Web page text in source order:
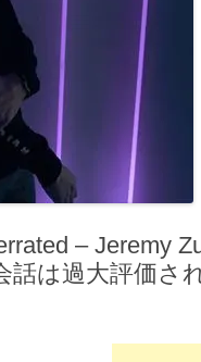
– Jeremy
話は過大評価さ